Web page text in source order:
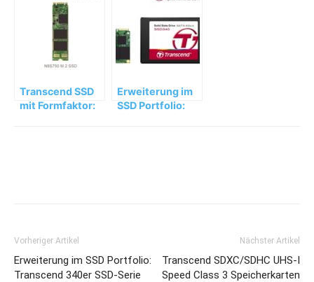
Premium Serie
Transcend SSD
mit Formfaktor:
Erweiterung im
SSD Portfolio:
Vorheriger Artikel
Erweiterung im SSD Portfolio:
Transcend 340er SSD-Serie
Nächster Artikel
Transcend SDXC/SDHC UHS-I
Speed Class 3 Speicherkarten